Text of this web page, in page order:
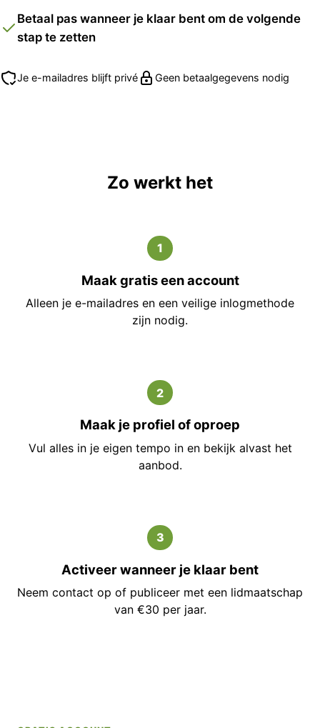
Betaal pas wanneer je klaar bent om de volgende
stap te zetten
Je e-mailadres blijft privé Geen betaalgegevens nodig
Zo werkt het
1
Maak gratis een account
Alleen je e-mailadres en een veilige inlogmethode
zijn nodig.
2
Maak je profiel of oproep
Vul alles in je eigen tempo in en bekijk alvast het
aanbod.
3
Activeer wanneer je klaar bent
Neem contact op of publiceer met een lidmaatschap
van €30 per jaar.